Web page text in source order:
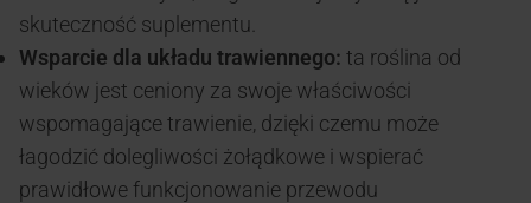
skuteczność suplementu.
Wsparcie dla układu trawiennego: ta roślina od
wieków jest ceniony za swoje właściwości
wspomagające trawienie, dzięki czemu może
łagodzić dolegliwości żołądkowe i wspierać
prawidłowe funkcjonowanie przewodu